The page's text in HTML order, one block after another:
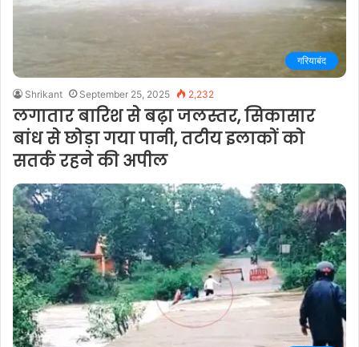
गरियाबंद
Shrikant September 25, 2025 2,232
लगातार बारिश से बढ़ा जलस्तर, सिकासार
बांध से छोड़ा गया पानी, तटीय इलाकों को
सतर्क रहने की अपील